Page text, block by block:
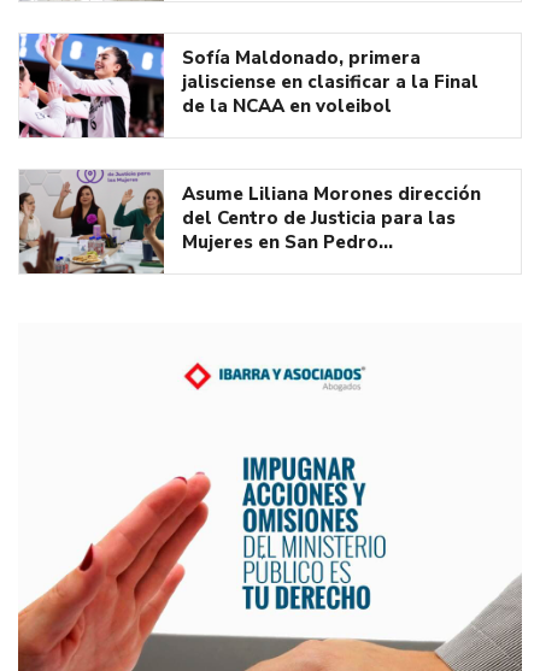
Sofía Maldonado, primera
jalisciense en clasificar a la Final
de la NCAA en voleibol
Asume Liliana Morones dirección
del Centro de Justicia para las
Mujeres en San Pedro…